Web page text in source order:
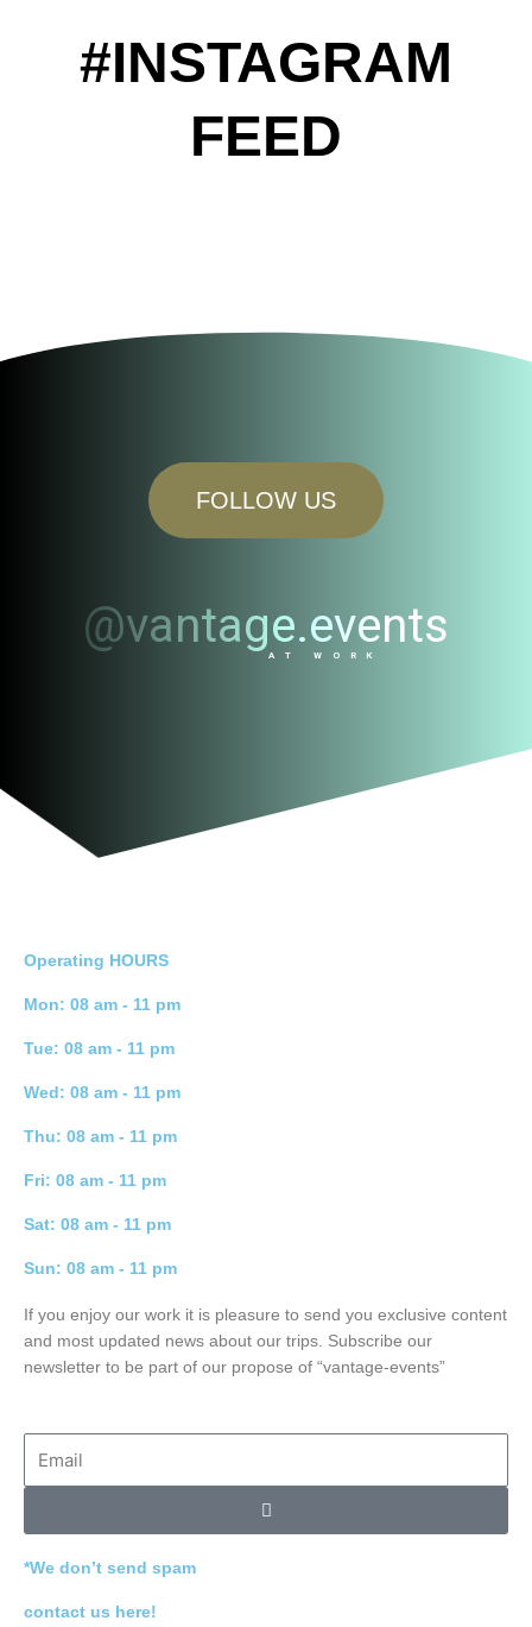
#INSTAGRAM
FEED
FOLLOW US
@vantage.events
AT WORK
Operating HOURS
Mon: 08 am - 11 pm
Tue: 08 am - 11 pm
Wed: 08 am - 11 pm
Thu: 08 am - 11 pm
Fri: 08 am - 11 pm
Sat: 08 am - 11 pm
Sun: 08 am - 11 pm
If you enjoy our work it is pleasure to send you exclusive content
and most updated news about our trips. Subscribe our
newsletter to be part of our propose of “vantage-events”
*We don’t send spam
contact us here!